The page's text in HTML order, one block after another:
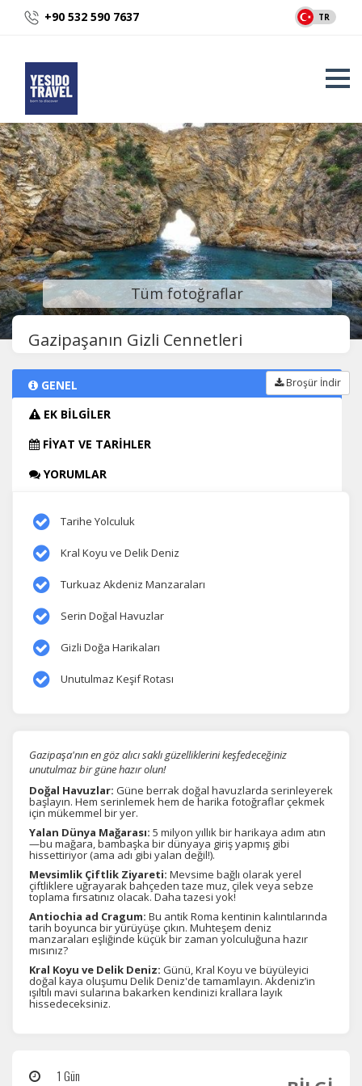
+90 532 590 7637 TR
Tüm fotoğraflar
Gazipaşanın Gizli Cennetleri
GENEL
EK BİLGİLER
FİYAT VE TARİHLER
YORUMLAR
Broşür İndir
Tarihe Yolculuk
Kral Koyu ve Delik Deniz
Turkuaz Akdeniz Manzaraları
Serin Doğal Havuzlar
Gizli Doğa Harikaları
Unutulmaz Keşif Rotası
Gazipaşa'nın en göz alıcı saklı güzelliklerini keşfedeceğiniz
unutulmaz bir güne hazır olun!
Doğal Havuzlar: Güne berrak doğal havuzlarda serinleyerek
başlayın. Hem serinlemek hem de harika fotoğraflar çekmek
için mükemmel bir yer.
Yalan Dünya Mağarası: 5 milyon yıllık bir harikaya adım atın
—bu mağara, bambaşka bir dünyaya giriş yapmış gibi
hissettiriyor (ama adı gibi yalan değil!).
Mevsimlik Çiftlik Ziyareti: Mevsime bağlı olarak yerel
çiftliklere uğrayarak bahçeden taze muz, çilek veya sebze
toplama fırsatınız olacak. Daha tazesi yok!
Antiochia ad Cragum: Bu antik Roma kentinin kalıntılarında
tarih boyunca bir yürüyüşe çıkın. Muhteşem deniz
manzaraları eşliğinde küçük bir zaman yolculuğuna hazır
mısınız?
Kral Koyu ve Delik Deniz: Günü, Kral Koyu ve büyüleyici
doğal kaya oluşumu Delik Deniz'de tamamlayın. Akdeniz’in
ışıltılı mavi sularına bakarken kendinizi krallara layık
hissedeceksiniz.
1 Gün